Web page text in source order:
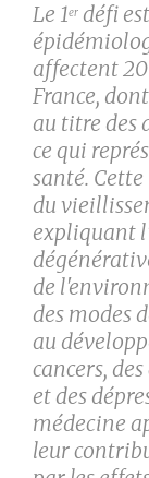
Le 1er défi
affectent
France,
au titre des
ce qui
santé. Cette
du
expliquant
de
des modes
au
cancers,
et des
médecine
leur